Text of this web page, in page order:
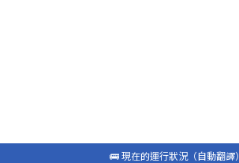
🚌 現在的運行狀況（自動翻譯）